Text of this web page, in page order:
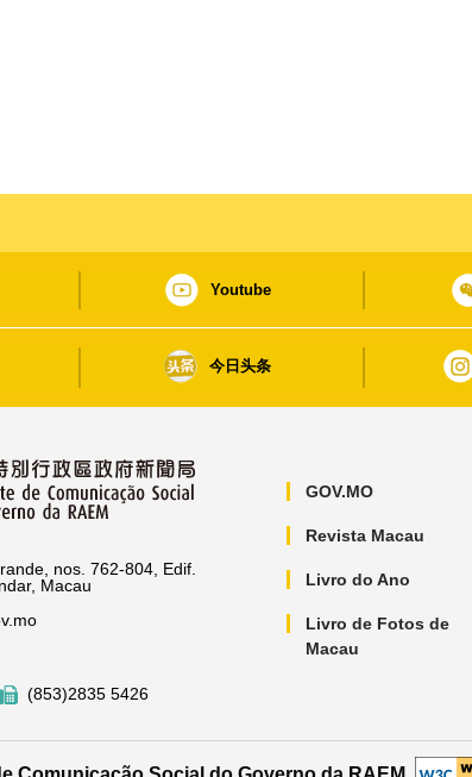
Youtube
今日头条
nos. 762-804, Edif.
Macau
(853)2835 5426
GOV.MO
Revista Macau
Livro do Ano
Livro de Fotos de
Macau